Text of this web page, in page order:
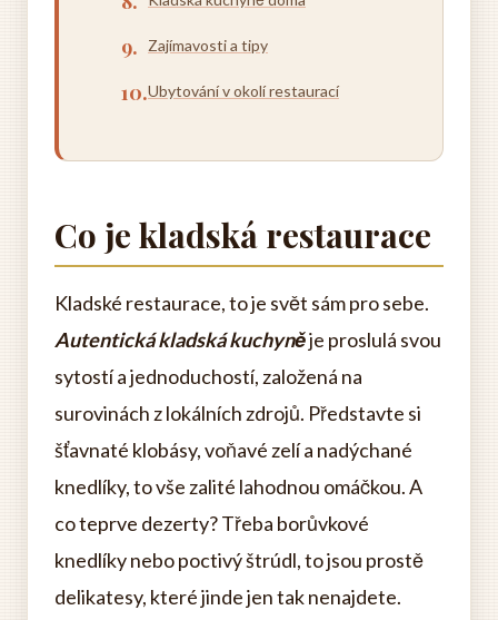
Zajímavosti a tipy
Ubytování v okolí restaurací
Co je kladská restaurace
Kladské restaurace, to je svět sám pro sebe.
Autentická kladská kuchyněje proslulá svou
sytostí a jednoduchostí, založená na
surovinách z lokálních zdrojů. Představte si
šťavnaté klobásy, voňavé zelí a nadýchané
knedlíky, to vše zalité lahodnou omáčkou. A
co teprve dezerty? Třeba borůvkové
knedlíky nebo poctivý štrúdl, to jsou prostě
delikatesy, které jinde jen tak nenajdete.